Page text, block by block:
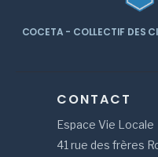
COCETA - COLLECTIF DES
CONTACT
Espace Vie Locale
41 rue des frères